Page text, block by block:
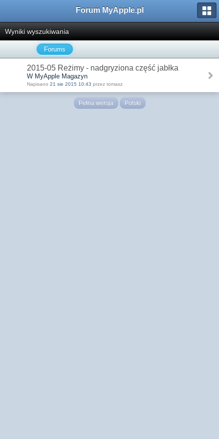
Forum MyApple.pl
Wyniki wyszukiwania
Forums
2015-05 Reżimy - nadgryziona część jabłka
W MyApple Magazyn
Napisano 21 sie 2015 10:43 przez tomasz
Pełna wersja Polski